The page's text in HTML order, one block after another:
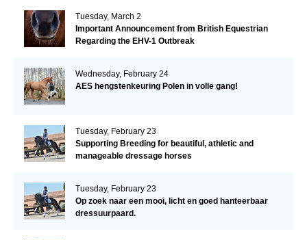
Tuesday, March 2
Important Announcement from British Equestrian
Regarding the EHV-1 Outbreak
Wednesday, February 24
AES hengstenkeuring Polen in volle gang!
Tuesday, February 23
Supporting Breeding for beautiful, athletic and
manageable dressage horses
Tuesday, February 23
Op zoek naar een mooi, licht en goed hanteerbaar
dressuurpaard.